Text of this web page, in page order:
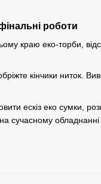
роботи
краю еко-торби,
кінчики ниток.
ескіз еко сумки,
сучасному